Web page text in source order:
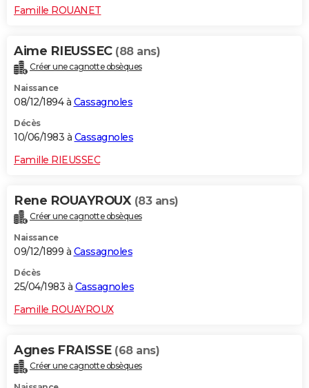
Famille ROUANET
Aime RIEUSSEC (88 ans)
Créer une cagnotte obsèques
Naissance
08/12/1894 à Cassagnoles
Décès
10/06/1983 à Cassagnoles
Famille RIEUSSEC
Rene ROUAYROUX (83 ans)
Créer une cagnotte obsèques
Naissance
09/12/1899 à Cassagnoles
Décès
25/04/1983 à Cassagnoles
Famille ROUAYROUX
Agnes FRAISSE (68 ans)
Créer une cagnotte obsèques